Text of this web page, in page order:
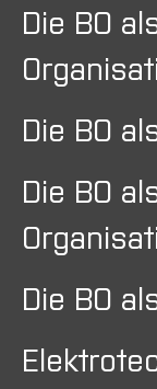
Die BO
Die BO
Die BO
Die BO